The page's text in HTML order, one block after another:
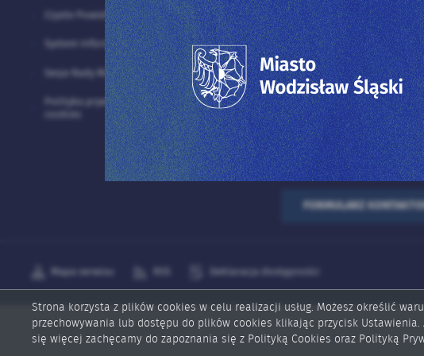
Strona korzysta z plików cookies w celu realizacji usług. Możesz określić
przechowywania lub dostępu do plików cookies klikając przycisk Ustawienia.
się więcej zachęcamy do zapoznania się z Polityką Cookies oraz Polityką
ofert,
Czyste Powietrze
System Informacji Przestrzennej
Sesje Rady Miejskiej
Polityka prywatności i plików
ul. Bogumińska 4, 44-
Śląski
+48 32
60
FORMULARZ
Copyright by wodzislaw-slaski.pl